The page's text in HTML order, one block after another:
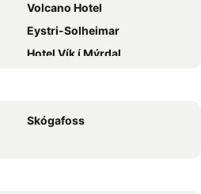
Volcano Hotel
Eystri-Solheimar
Hotel Vík í Mýrdal
Skógafoss